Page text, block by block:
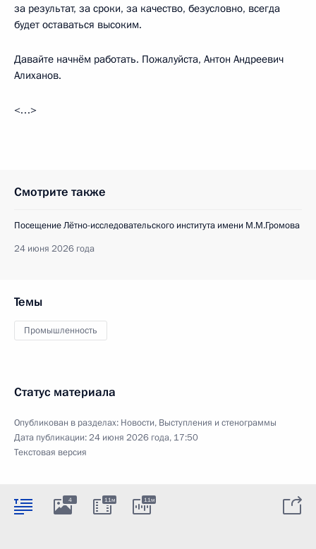
за результат, за сроки, за качество, безусловно, всегда
будет оставаться высоким.
Давайте начнём работать. Пожалуйста, Антон Андреевич
Алиханов.
<…>
Смотрите также
Посещение Лётно-исследовательского института имени М.М.Громова
24 июня 2026 года
Темы
Промышленность
Статус материала
Опубликован в разделах: Новости, Выступления и стенограммы
Дата публикации:24 июня 2026 года, 17:50
Текстовая версия
4 11м 11м